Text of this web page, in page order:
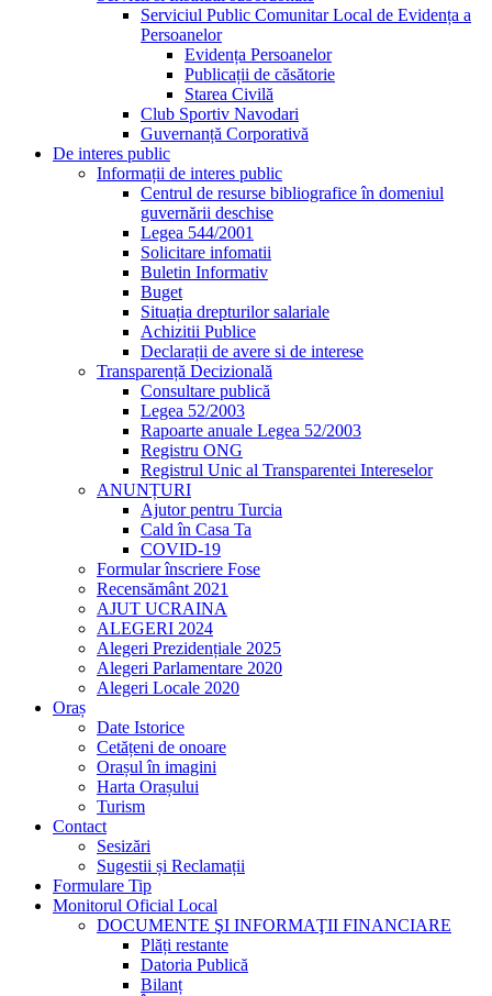
Serviciul Public Comunitar Local de Evidența a
Persoanelor
Evidența Persoanelor
Publicații de căsătorie
Starea Civilă
Club Sportiv Navodari
Guvernanță Corporativă
De interes public
Informații de interes public
Centrul de resurse bibliografice în domeniul
guvernării deschise
Legea 544/2001
Solicitare infomatii
Buletin Informativ
Buget
Situația drepturilor salariale
Achizitii Publice
Declarații de avere si de interese
Transparență Decizională
Consultare publică
Legea 52/2003
Rapoarte anuale Legea 52/2003
Registru ONG
Registrul Unic al Transparentei Intereselor
ANUNȚURI
Ajutor pentru Turcia
Cald în Casa Ta
COVID-19
Formular înscriere Fose
Recensământ 2021
AJUT UCRAINA
ALEGERI 2024
Alegeri Prezidențiale 2025
Alegeri Parlamentare 2020
Alegeri Locale 2020
Oraș
Date Istorice
Cetățeni de onoare
Orașul în imagini
Harta Orașului
Turism
Contact
Sesizări
Sugestii și Reclamații
Formulare Tip
Monitorul Oficial Local
DOCUMENTE ŞI INFORMAŢII FINANCIARE
Plăți restante
Datoria Publică
Bilanț